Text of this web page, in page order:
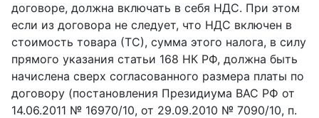
договоре, должна включать в себя НДС. При этом
если из договора не следует, что НДС включен в
стоимость товара (ТС), сумма этого налога, в силу
прямого указания статьи 168 НК РФ, должна быть
начислена сверх согласованного размера платы по
договору (постановления Президиума ВАС РФ от
14.06.2011 № 16970/10, от 29.09.2010 № 7090/10, п.